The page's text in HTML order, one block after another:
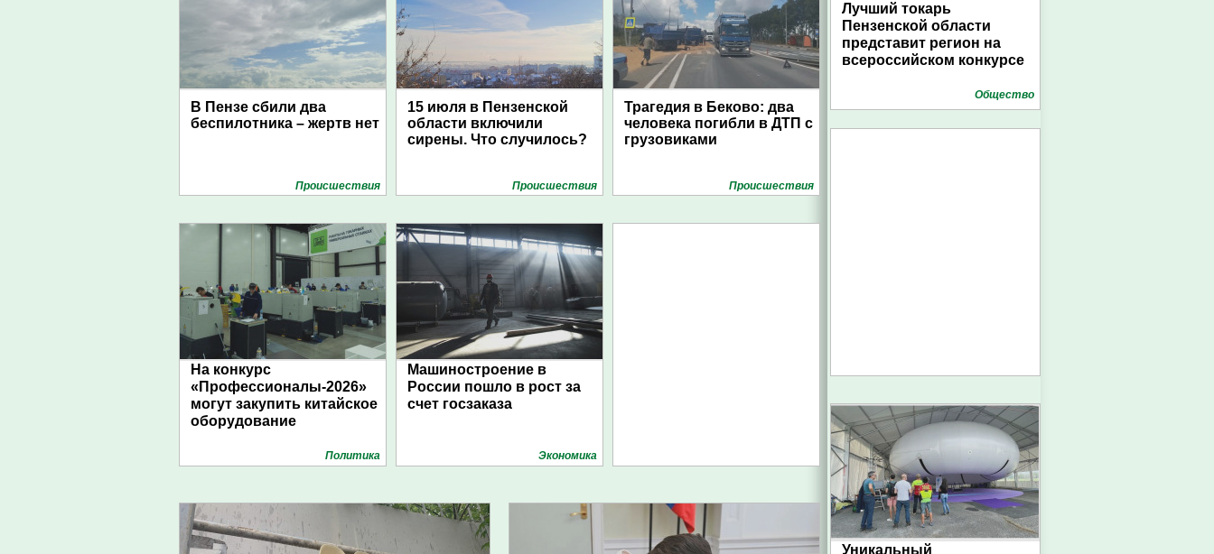
В Пензе сбили два
беспилотника – жертв нет
Проиcшествия
15 июля в Пензенской
области включили
сирены. Что случилось?
Проиcшествия
Трагедия в Беково: два
человека погибли в ДТП с
грузовиками
Проиcшествия
На конкурс
«Профессионалы-2026»
могут закупить китайское
оборудование
Политика
Машиностроение в
России пошло в рост за
счет госзаказа
Экономика
Лучший токарь
Пензенской области
представит регион на
всероссийском конкурсе
Общество
Уникальный